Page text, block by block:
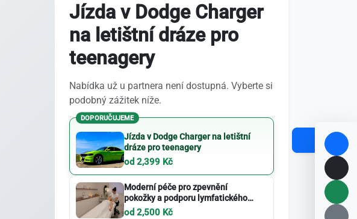
Jízda v Dodge Charger
na letištní dráze pro
teenagery
Nabídka už u partnera není dostupná. Vyberte si
podobný zážitek níže.
DOPORUČUJEME
Jízda v Dodge Charger na letištní
dráze pro teenagery
od 2,399 Kč
Moderní péče pro zpevnění
pokožky a podporu lymfatického
systému
od 2,500 Kč